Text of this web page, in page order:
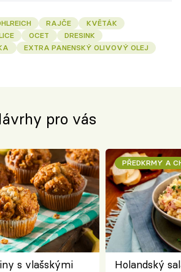
RAJČE
KVĚTÁK
OCET
DRESINK
EXTRA PANENSKÝ OLIVOVÝ OLEJ
pro vás
s vlašskými
PŘEDKRMY A
Holandský